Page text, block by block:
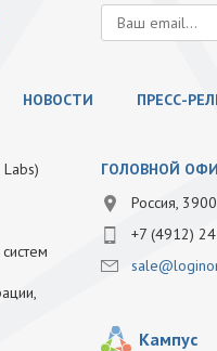
НОВОСТИ ПРЕСС-
ГОЛОВНОЙ
Россия,
+7 (4912)
Кампус